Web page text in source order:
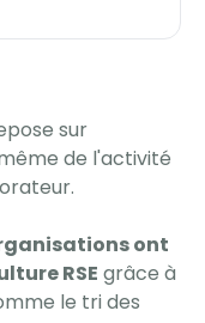
sur
de l'activité
ont
RSE grâce à
le tri des